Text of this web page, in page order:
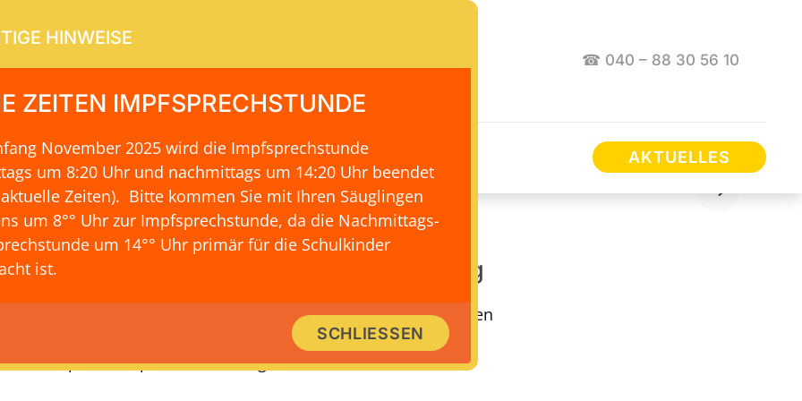
☎ 040 – 88 30 56 10
KONTAKT & LAGE AKTUELLES
von Dr. med. Stephan Schoof, Hamburg
stellt Wissen zur Verfügung und schafft die Möglichkeit, Wissen
Es gibt Einblick in Dr. Stephan Schoof kardiologischen
Kooperationspartner und Mitgliedschaften.
HINWEISE
ZEITEN IMPFSPRECHSTUNDE
November 2025 wird die Impfsprechstunde
um 8:20 Uhr und nachmittags um 14:20 Uhr beendet
Zeiten). Bitte kommen Sie mit Ihren Säuglingen
um 8°° Uhr zur Impfsprechstunde, da die Nachmittags-
um 14°° Uhr primär für die Schulkinder
ist.
SCHLIESSEN